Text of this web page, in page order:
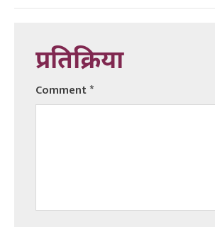
प्रतिक्रिया
Comment*